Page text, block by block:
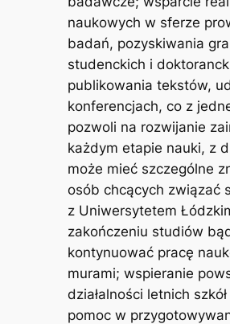
naukowych w sferze
badań, pozyskiwania
studenckich i
publikowania tekstów,
konferencjach, co z
pozwoli na rozwijanie
każdym etapie nauki, z
może mieć szczególne
osób chcących związać
z Uniwersytetem
zakończeniu studiów
kontynuować pracę
murami; wspieranie
działalności letnich
pomoc w